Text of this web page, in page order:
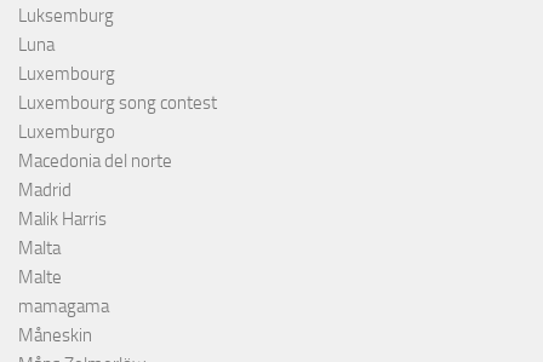
Luksemburg
Luna
Luxembourg
Luxembourg song contest
Luxemburgo
Macedonia del norte
Madrid
Malik Harris
Malta
Malte
mamagama
Måneskin